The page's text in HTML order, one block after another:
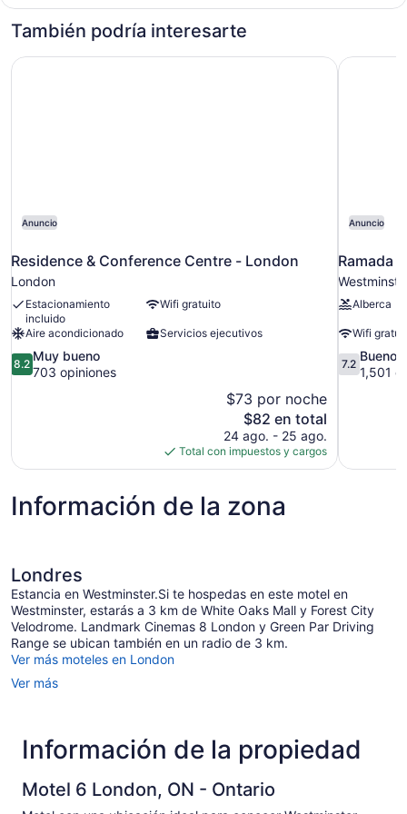
size,
con
para
estándar,
cama
size,
También podría interesarte
Anuncio
Residence & Conference Centre - London
London
Estacionamiento
incluido
Wifi gratuito
Aire acondicionado Servicios ejecutivos
8.2
de
8.2
Muy bueno
703 opiniones
$73 por noche
El
precio
actual
es
$82
$82 en total
24 ago. - 25 ago.
Total con impuestos y cargos
Residence & Conference Centre - London
Anuncio
Ramada
Alberca
Wifi
7.2
de
7.2
Bueno
1,501
Ramada
Información de la zona
Londres
Estancia en Westminster.Si te hospedas en este motel en
Westminster, estarás a 3 km de White Oaks Mall y Forest City
Velodrome. Landmark Cinemas 8 London y Green Par Driving
Range se ubican también en un radio de 3 km.
Ver más moteles en London
Ver más
Información de la propiedad
Motel 6 London, ON - Ontario